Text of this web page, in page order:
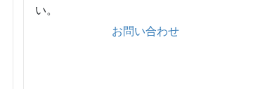
い。
お問い合わせ